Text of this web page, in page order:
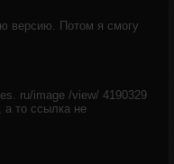
версию. Потом я смогу
ru/image /view/ 4190329
а то ссылка не